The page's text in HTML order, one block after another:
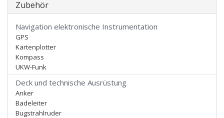
Zubehör
Navigation elektronische Instrumentation
GPS
Kartenplotter
Kompass
UKW-Funk
Deck und technische Ausrüstung
Anker
Badeleiter
Bugstrahlruder